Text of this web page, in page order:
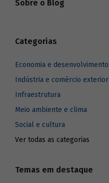
Sobre o Blog
Categorias
Economia e desenvolvimento
Indústria e comércio exterior
Infraestrutura
Meio ambiente e clima
Social e cultura
Ver todas as categorias
Temas em destaque